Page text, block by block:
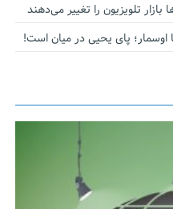
بازار تلویزیون را تغییر می‌دهند
اوسمار؛ پای یحیی در میان است!